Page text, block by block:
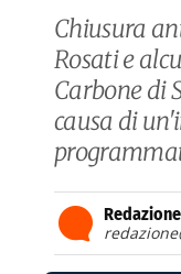
Chiusura
Rosati e
Carbone di
causa di
Redazione